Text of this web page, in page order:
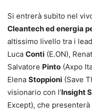
Si entrerà subito nel
Cleantech ed energia
altissimo livello tra i
Luca Conti (E.ON),
Salvatore Pinto (Axpo
Elena Stoppioni (Save
visionario con l’Insight
Except), che